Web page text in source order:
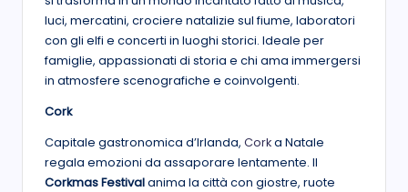
luci, mercatini, crociere natalizie sul fiume, laboratori
con gli elfi e concerti in luoghi storici. Ideale per
famiglie, appassionati di storia e chi ama immergersi
in atmosfere scenografiche e coinvolgenti.
Cork
Capitale gastronomica d’Irlanda, Corka Natale
regala emozioni da assaporare lentamente. Il
Corkmas Festivalanima la città con giostre, ruote